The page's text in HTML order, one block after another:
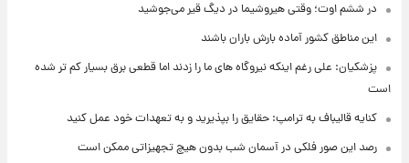
در ششم اوت؛ وقتی هیروشیما در دیگ قیر می‌جوشید
این مناطق کشور آماده بارش باران باشند
پزشکیان: علی رغم اینکه نیروگاه های ما را زدند اما قطعی برق بسیار کم تر شده
است
کنایه قالیباف به ترامپ: حقایق را بپذیرید و به تعهدات خود عمل کنید
رصد این صور فلکی در آسمان شب بدون هیچ تجهیزاتی ممکن است